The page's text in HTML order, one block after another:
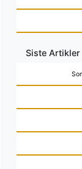
Siste Artikler